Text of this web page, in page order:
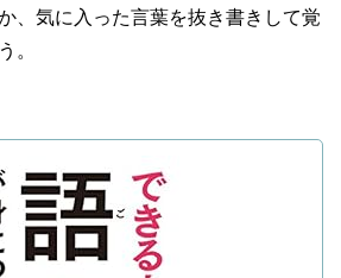
、気に入った言葉を抜き書きして覚
。